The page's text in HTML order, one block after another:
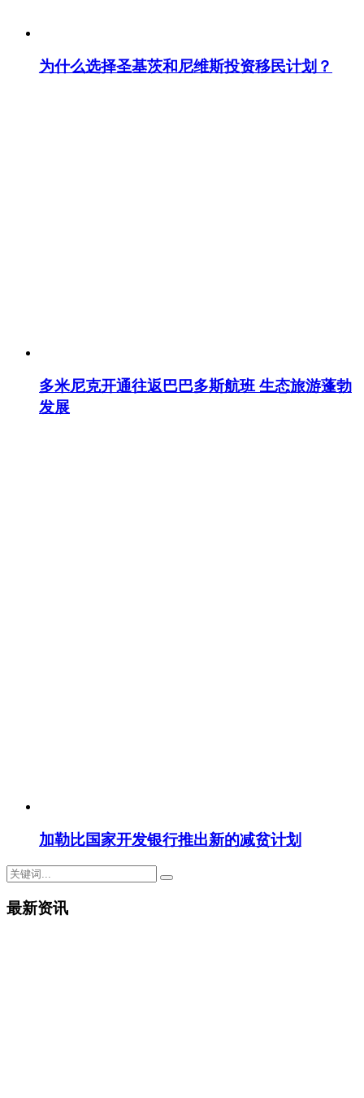
为什么选择圣基茨和尼维斯投资移民计划？
多米尼克开通往返巴巴多斯航班 生态旅游蓬勃
发展
加勒比国家开发银行推出新的减贫计划
最新资讯